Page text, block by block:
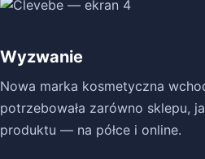
Wyzwanie
Nowa marka kosmetyczna
potrzebowała zarówno sklepu,
produktu — na półce i online.